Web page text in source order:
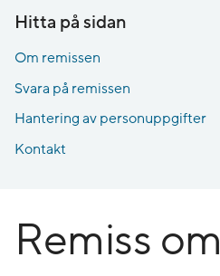
Hitta på sidan
Om remissen
Svara på remissen
Hantering av personuppgifter
Kontakt
Remiss om